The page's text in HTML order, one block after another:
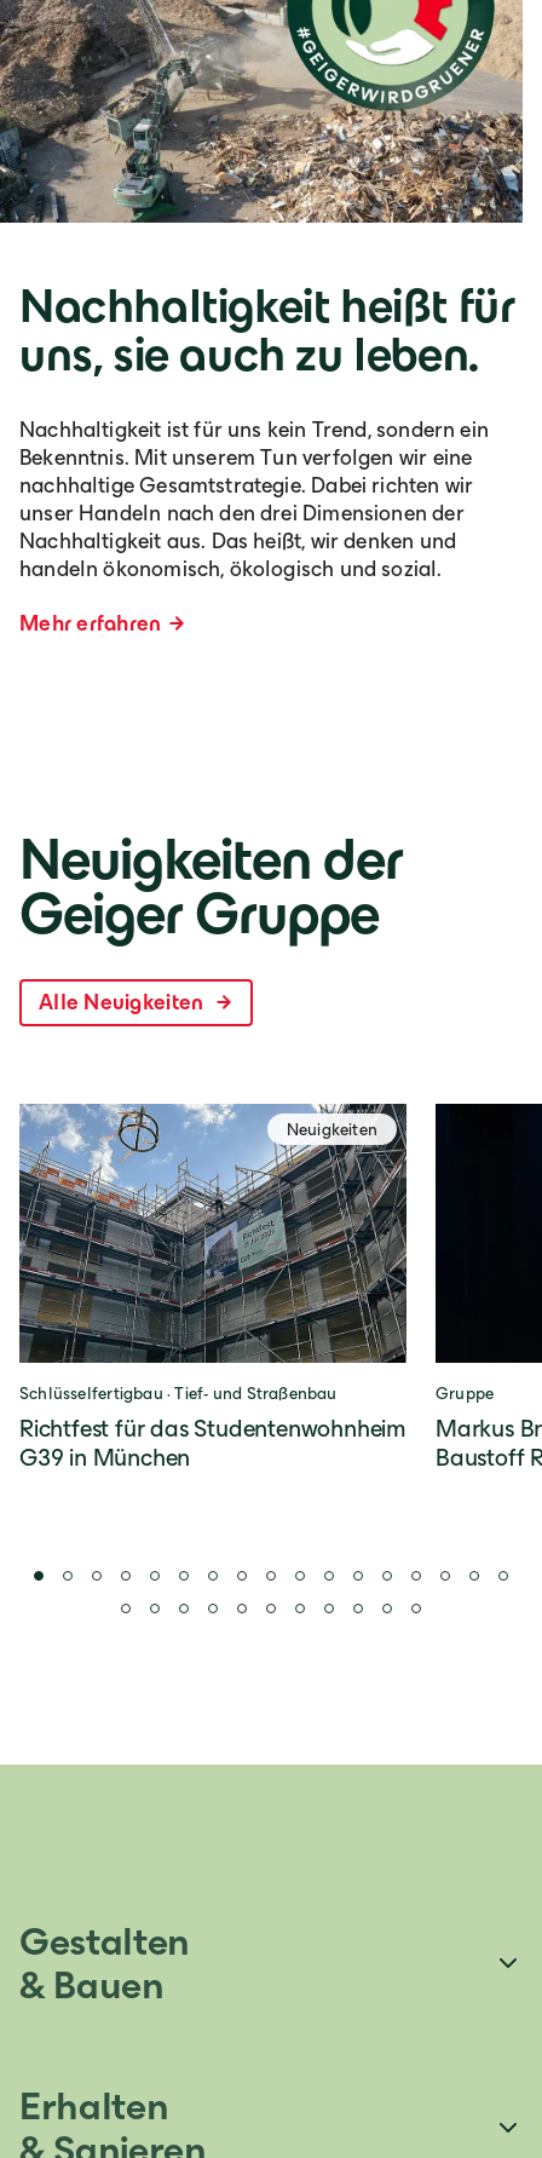
Nachhaltigkeit heißt für
uns, sie auch zu leben.
Nachhaltigkeit ist für uns kein Trend, sondern ein
Bekenntnis. Mit unserem Tun verfolgen wir eine
nachhaltige Gesamtstrategie. Dabei richten wir
unser Handeln nach den drei Dimensionen der
Nachhaltigkeit aus. Das heißt, wir denken und
handeln ökonomisch, ökologisch und sozial.
Mehr erfahren
Neuigkeiten der
Geiger Gruppe
Alle Neuigkeiten
Neuigkeiten
Schlüsselfertigbau · Tief- und Straßenbau
Richtfest für das Studentenwohnheim
G39 in München
Gruppe
Markus
Baustoff
Gestalten
& Bauen
Erhalten
& Sanieren